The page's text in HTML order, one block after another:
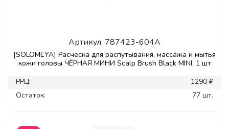
Артикул. 787423-604A
[SOLOMEYA] Расческа для распутывания, массажа и мытья
кожи головы ЧЁРНАЯ МИНИ Scalp Brush Black MINI, 1 шт
РРЦ:
1290 ₽
Остаток:
77 шт.